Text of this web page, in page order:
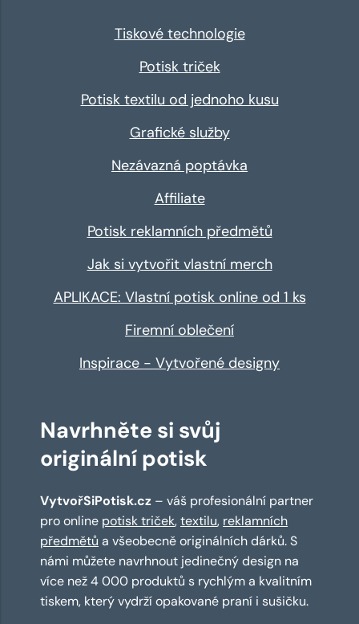
Tiskové technologie
Potisk triček
Potisk textilu od jednoho kusu
Grafické služby
Nezávazná poptávka
Affiliate
Potisk reklamních předmětů
Jak si vytvořit vlastní merch
APLIKACE: Vlastní potisk online od 1 ks
Firemní oblečení
Inspirace - Vytvořené designy
Navrhněte si svůj
originální potisk
VytvořSiPotisk.cz – váš profesionální partner
pro online potisk triček,textilu, reklamních
předmětů a všeobecně originálních dárků. S
námi můžete navrhnout jedinečný design na
více než 4 000 produktů s rychlým a kvalitním
tiskem, který vydrží opakované praní i sušičku.